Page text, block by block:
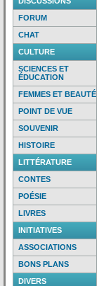
FORUM
CHAT
CULTURE
SCIENCES ET
ÉDUCATION
FEMMES ET BEAUTÉ
POINT DE VUE
SOUVENIR
HISTOIRE
LITTÉRATURE
CONTES
POÉSIE
LIVRES
INITIATIVES
ASSOCIATIONS
BONS PLANS
DIVERS